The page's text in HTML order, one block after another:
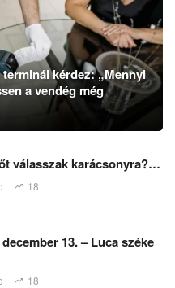
kérdez: „Mennyi
a vendég még
válasszak karácsonyra?…
18
13. – Luca széke
18